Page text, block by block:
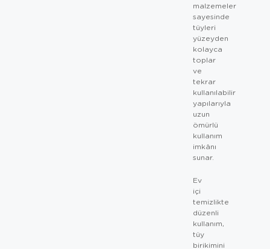
malzemeler
sayesinde
tüyleri
yüzeyden
kolayca
toplar
ve
tekrar
kullanılabilir
yapılarıyla
uzun
ömürlü
kullanım
imkânı
sunar.
Ev
içi
temizlikte
düzenli
kullanım,
tüy
birikimini